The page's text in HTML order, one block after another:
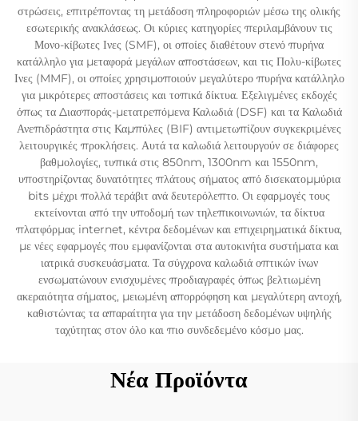
στρώσεις, επιτρέποντας τη μετάδοση πληροφοριών μέσω της ολικής
εσωτερικής ανακλάσεως. Οι κύριες κατηγορίες περιλαμβάνουν τις
Μονο-κίβωτες Ινες (SMF), οι οποίες διαθέτουν στενό πυρήνα
κατάλληλο για μεταφορά μεγάλων αποστάσεων, και τις Πολυ-κίβωτες
Ινες (MMF), οι οποίες χρησιμοποιούν μεγαλύτερο πυρήνα κατάλληλο
για μικρότερες αποστάσεις και τοπικά δίκτυα. Εξελιγμένες εκδοχές
όπως τα Διασποράς-μετατρεπόμενα Καλωδιά (DSF) και τα Καλωδιά
Ανεπιδράστητα στις Καμπύλες (BIF) αντιμετωπίζουν συγκεκριμένες
λειτουργικές προκλήσεις. Αυτά τα καλωδιά λειτουργούν σε διάφορες
βαθμολογίες, τυπικά στις 850nm, 1300nm και 1550nm,
υποστηρίζοντας δυνατότητες πλάτους σήματος από δισεκατομμύρια
bits μέχρι πολλά τεράβιτ ανά δευτερόλεπτο. Οι εφαρμογές τους
εκτείνονται από την υποδομή των τηλεπικοινωνιών, τα δίκτυα
πλατφόρμας internet, κέντρα δεδομένων και επιχειρηματικά δίκτυα,
με νέες εφαρμογές που εμφανίζονται στα αυτοκινήτα συστήματα και
ιατρικά συσκευάσματα. Τα σύγχρονα καλωδιά οπτικών ίνων
ενσωματώνουν ενισχυμένες προδιαγραφές όπως βελτιωμένη
ακεραιότητα σήματος, μειωμένη απορρόφηση και μεγαλύτερη αντοχή,
καθιστώντας τα απαραίτητα για την μετάδοση δεδομένων υψηλής
ταχύτητας στον όλο και πιο συνδεδεμένο κόσμο μας.
Νέα Προϊόντα